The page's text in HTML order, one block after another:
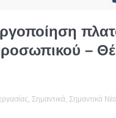
–
Σημαντικά Σημαντικά Νέα